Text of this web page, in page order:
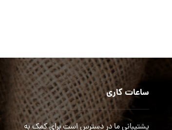
ساعات کاری
پشتیبانی ما در دسترس است برای کمک به